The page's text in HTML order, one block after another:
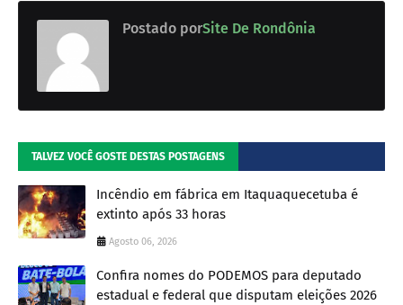
Postado porSite De Rondônia
TALVEZ VOCÊ GOSTE DESTAS POSTAGENS
Incêndio em fábrica em Itaquaquecetuba é
extinto após 33 horas
Agosto 06, 2026
Confira nomes do PODEMOS para deputado
estadual e federal que disputam eleições 2026